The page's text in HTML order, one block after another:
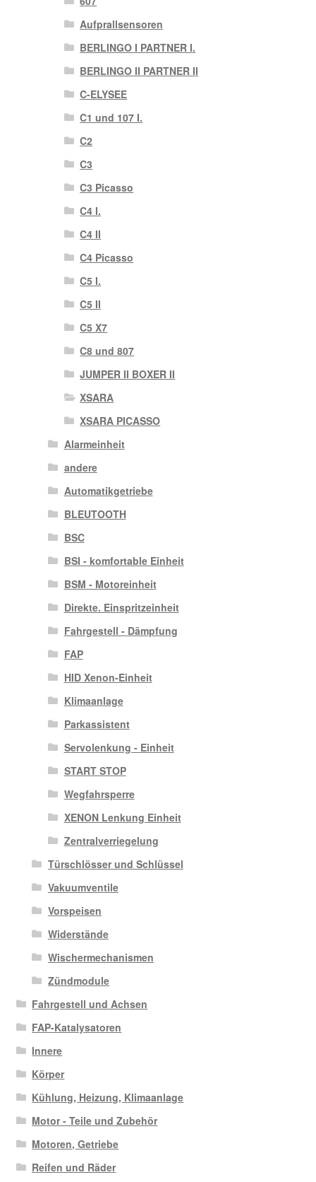
Aufprallsensoren
BERLINGO I PARTNER I.
BERLINGO II PARTNER II
C-ELYSEE
C1 und 107 I.
C2
C3
C3 Picasso
C4 I.
C4 II
C4 Picasso
C5 I.
C5 II
C5 X7
C8 und 807
JUMPER II BOXER II
XSARA
XSARA PICASSO
Alarmeinheit
andere
Automatikgetriebe
BLEUTOOTH
BSC
BSI - komfortable Einheit
BSM - Motoreinheit
Direkte. Einspritzeinheit
Fahrgestell - Dämpfung
FAP
HID Xenon-Einheit
Klimaanlage
Parkassistent
Servolenkung - Einheit
START STOP
Wegfahrsperre
XENON Lenkung Einheit
Zentralverriegelung
Türschlösser und Schlüssel
Vakuumventile
Vorspeisen
Widerstände
Wischermechanismen
Zündmodule
Fahrgestell und Achsen
FAP-Katalysatoren
Innere
Körper
Kühlung, Heizung, Klimaanlage
Motor - Teile und Zubehör
Motoren, Getriebe
Reifen und Räder